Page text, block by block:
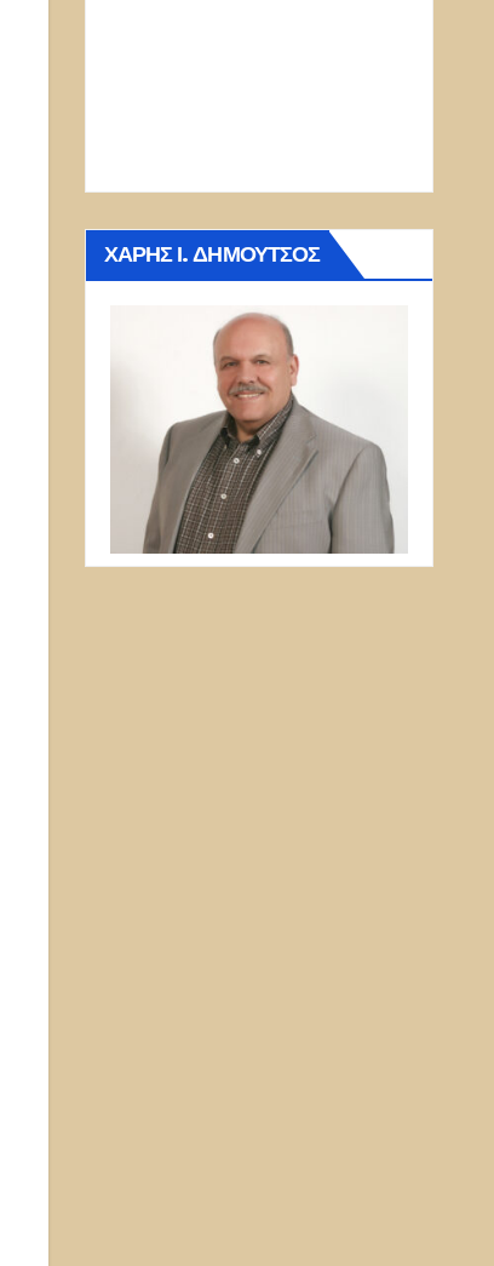
ΧΆΡΗΣ Ι. ΔΗΜΟΎΤΣΟΣ